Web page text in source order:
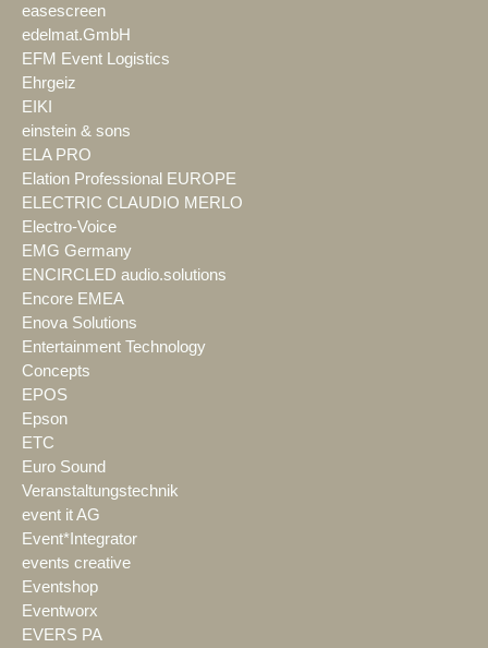
easescreen
edelmat.GmbH
EFM Event Logistics
Ehrgeiz
EIKI
einstein & sons
ELA PRO
Elation Professional EUROPE
ELECTRIC CLAUDIO MERLO
Electro-Voice
EMG Germany
ENCIRCLED audio.solutions
Encore EMEA
Enova Solutions
Entertainment Technology
Concepts
EPOS
Epson
ETC
Euro Sound
Veranstaltungstechnik
event it AG
Event*Integrator
events creative
Eventshop
Eventworx
EVERS PA